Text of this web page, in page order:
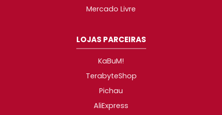
Mercado Livre
LOJAS PARCEIRAS
KaBuM!
TerabyteShop
Pichau
AliExpress